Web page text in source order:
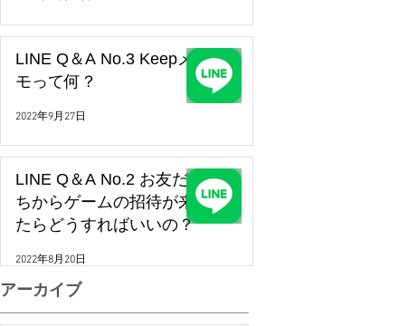
LINE Q＆A No.3 Keepメ
モって何？
2022年9月27日
LINE Q＆A No.2 お友だ
ちからゲームの招待が来
たらどうすればいいの？
2022年8月20日
アーカイブ